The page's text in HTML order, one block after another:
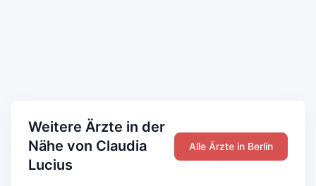
Weitere Ärzte in der
Nähe von Claudia
Lucius
Alle Ärzte in Berlin